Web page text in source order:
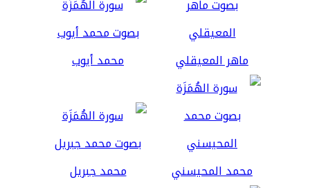
ماهر المعيقلي محمد أيوب
محمد المحيسني محمد جبريل